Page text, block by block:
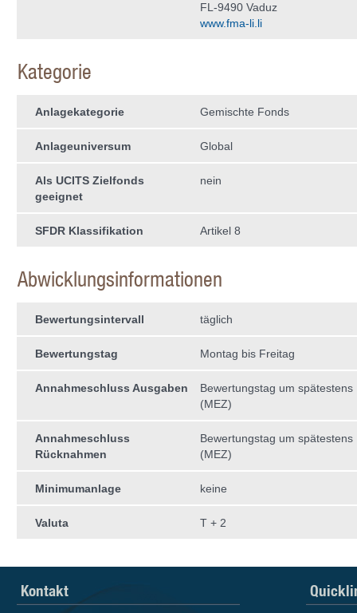
FL-9490 Vaduz
www.fma-li.li
Kategorie
Anlagekategorie Gemischte Fonds
Anlageuniversum Global
Als UCITS Zielfonds
geeignet
nein
SFDR Klassifikation Artikel 8
Abwicklungsinformationen
Bewertungsintervall täglich
Bewertungstag Montag bis Freitag
Annahmeschluss Ausgaben
Bewertungstag um spätestens
(MEZ)
Annahmeschluss
Rücknahmen
Bewertungstag um spätestens
(MEZ)
Minimumanlage keine
Valuta T + 2
Kontakt